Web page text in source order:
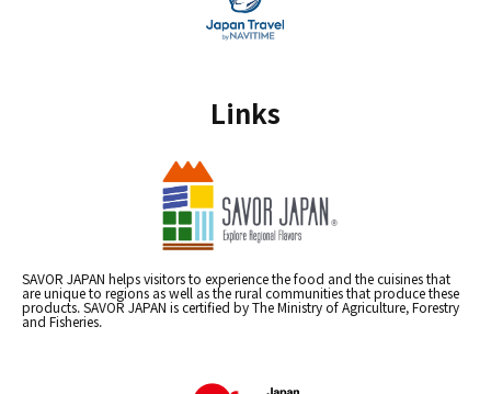
Links
SAVOR JAPAN helps visitors to experience the food and the cuisines that
are unique to regions as well as the rural communities that produce these
products. SAVOR JAPAN is certified by The Ministry of Agriculture, Forestry
and Fisheries.